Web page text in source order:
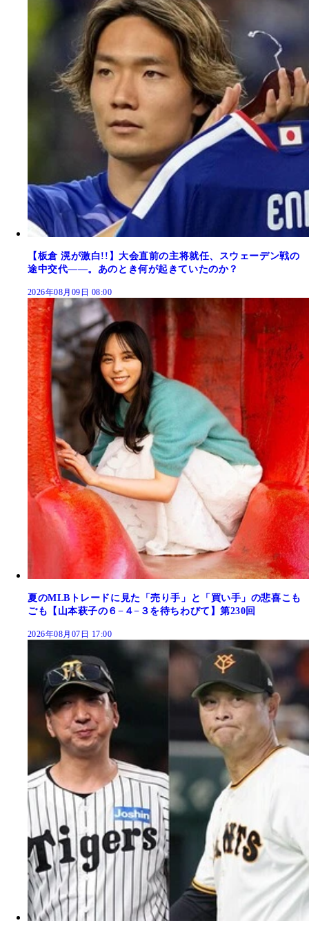
【板倉 滉が激白!!】大会直前の主将就任、スウェーデン戦の
途中交代――。あのとき何が起きていたのか？
2026年08月09日 08:00
夏のMLBトレードに見た「売り手」と「買い手」の悲喜こも
ごも【山本萩子の６−４−３を待ちわびて】第230回
2026年08月07日 17:00